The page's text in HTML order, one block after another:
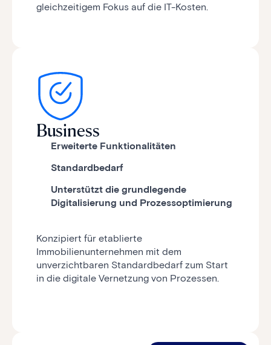
gleichzeitigem Fokus auf die IT-Kosten.
Business
Erweiterte Funktionalitäten
Standardbedarf
Unterstützt die grundlegende
Digitalisierung und Prozessoptimierung
Konzipiert für etablierte
Immobilienunternehmen mit dem
unverzichtbaren Standardbedarf zum Start
in die digitale Vernetzung von Prozessen.